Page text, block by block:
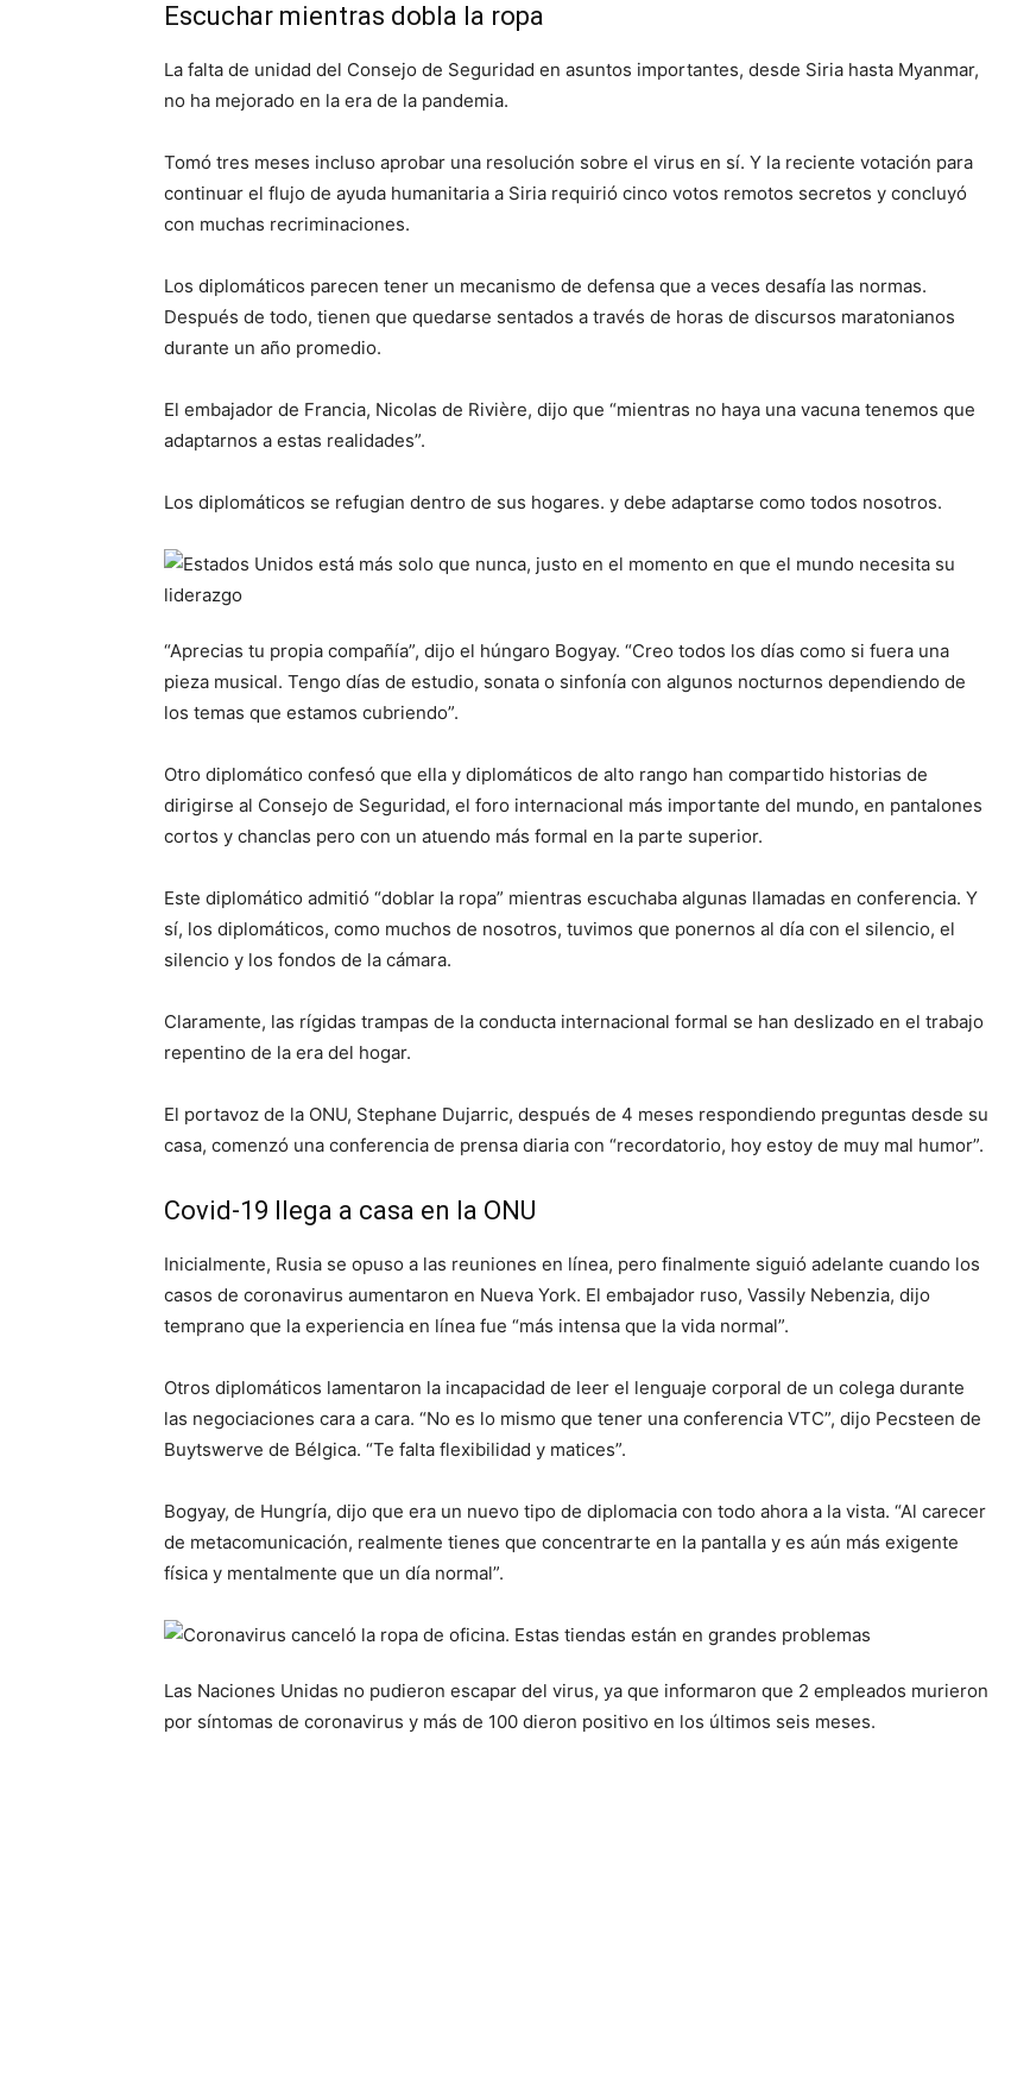
Escuchar mientras dobla la ropa
La falta de unidad del Consejo de Seguridad en asuntos importantes, desde Siria hasta Myanmar,
no ha mejorado en la era de la pandemia.
Tomó tres meses incluso aprobar una resolución sobre el virus en sí. Y la reciente votación para
continuar el flujo de ayuda humanitaria a Siria requirió cinco votos remotos secretos y concluyó
con muchas recriminaciones.
Los diplomáticos parecen tener un mecanismo de defensa que a veces desafía las normas.
Después de todo, tienen que quedarse sentados a través de horas de discursos maratonianos
durante un año promedio.
El embajador de Francia, Nicolas de Rivière, dijo que “mientras no haya una vacuna tenemos que
adaptarnos a estas realidades”.
Los diplomáticos se refugian dentro de sus hogares. y debe adaptarse como todos nosotros.
“Aprecias tu propia compañía”, dijo el húngaro Bogyay. “Creo todos los días como si fuera una
pieza musical. Tengo días de estudio, sonata o sinfonía con algunos nocturnos dependiendo de
los temas que estamos cubriendo”.
Otro diplomático confesó que ella y diplomáticos de alto rango han compartido historias de
dirigirse al Consejo de Seguridad, el foro internacional más importante del mundo, en pantalones
cortos y chanclas pero con un atuendo más formal en la parte superior.
Este diplomático admitió “doblar la ropa” mientras escuchaba algunas llamadas en conferencia. Y
sí, los diplomáticos, como muchos de nosotros, tuvimos que ponernos al día con el silencio, el
silencio y los fondos de la cámara.
Claramente, las rígidas trampas de la conducta internacional formal se han deslizado en el trabajo
repentino de la era del hogar.
El portavoz de la ONU, Stephane Dujarric, después de 4 meses respondiendo preguntas desde su
casa, comenzó una conferencia de prensa diaria con “recordatorio, hoy estoy de muy mal humor”.
Covid-19 llega a casa en la ONU
Inicialmente, Rusia se opuso a las reuniones en línea, pero finalmente siguió adelante cuando los
casos de coronavirus aumentaron en Nueva York. El embajador ruso, Vassily Nebenzia, dijo
temprano que la experiencia en línea fue “más intensa que la vida normal”.
Otros diplomáticos lamentaron la incapacidad de leer el lenguaje corporal de un colega durante
las negociaciones cara a cara. “No es lo mismo que tener una conferencia VTC”, dijo Pecsteen de
Buytswerve de Bélgica. “Te falta flexibilidad y matices”.
Bogyay, de Hungría, dijo que era un nuevo tipo de diplomacia con todo ahora a la vista. “Al carecer
de metacomunicación, realmente tienes que concentrarte en la pantalla y es aún más exigente
física y mentalmente que un día normal”.
Las Naciones Unidas no pudieron escapar del virus, ya que informaron que 2 empleados murieron
por síntomas de coronavirus y más de 100 dieron positivo en los últimos seis meses.